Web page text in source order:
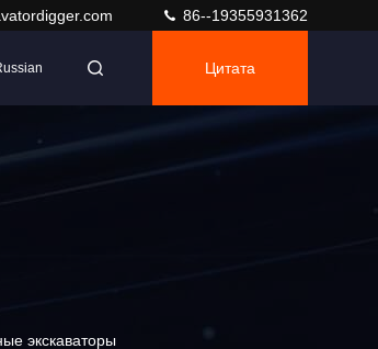
86--19355931362
Цитата
экскаваторы